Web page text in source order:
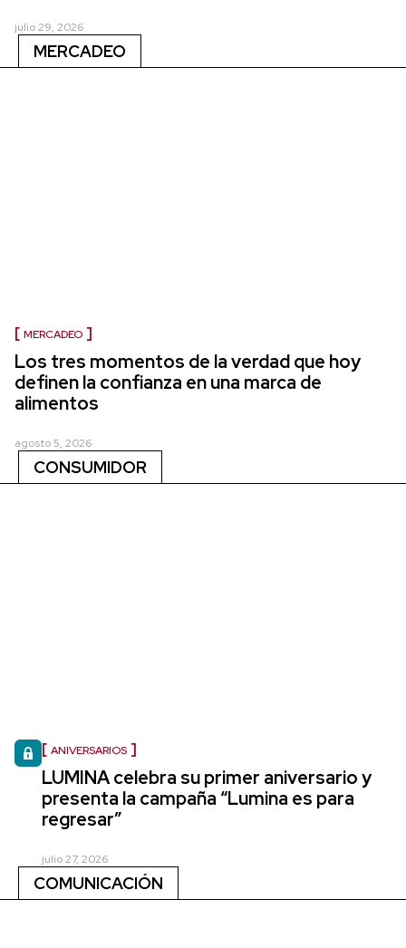
julio 29, 2026
MERCADEO
MERCADEO
Los tres momentos de la verdad que hoy
definen la confianza en una marca de
alimentos
agosto 5, 2026
CONSUMIDOR
ANIVERSARIOS
LUMINA celebra su primer aniversario y
presenta la campaña “Lumina es para
regresar”
julio 27, 2026
COMUNICACIÓN